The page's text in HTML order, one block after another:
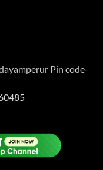
Pin code-